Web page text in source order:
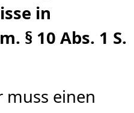
in
§ 10 Abs. 1 S.
muss einen